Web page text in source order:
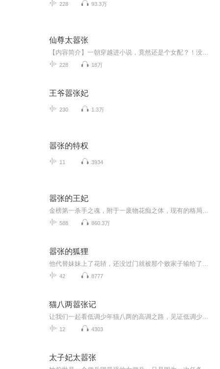
228 93.3万
仙尊太嚣张
228 18万
王爷嚣张妃
230 1.3万
嚣张的特权
11 3934
嚣张的王妃
588 860.3万
嚣张的狐狸
42 8777
猫八两嚣张记
12 4303
太子妃太嚣张